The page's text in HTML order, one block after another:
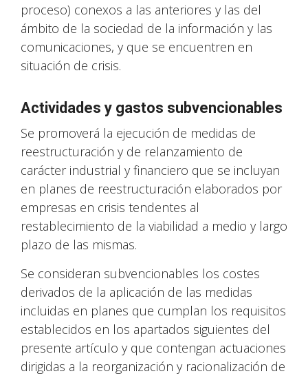
proceso) conexos a las anteriores y las del
ámbito de la sociedad de la información y las
comunicaciones, y que se encuentren en
situación de crisis.
Actividades y gastos subvencionables
Se promoverá la ejecución de medidas de
reestructuración y de relanzamiento de
carácter industrial y financiero que se incluyan
en planes de reestructuración elaborados por
empresas en crisis tendentes al
restablecimiento de la viabilidad a medio y largo
plazo de las mismas.
Se consideran subvencionables los costes
derivados de la aplicación de las medidas
incluidas en planes que cumplan los requisitos
establecidos en los apartados siguientes del
presente artículo y que contengan actuaciones
dirigidas a la reorganización y racionalización de